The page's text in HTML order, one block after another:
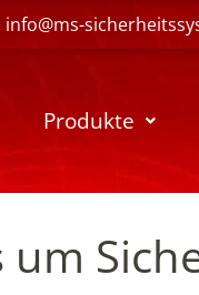
info@ms-
Produkte